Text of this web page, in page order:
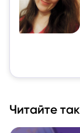
Читайте